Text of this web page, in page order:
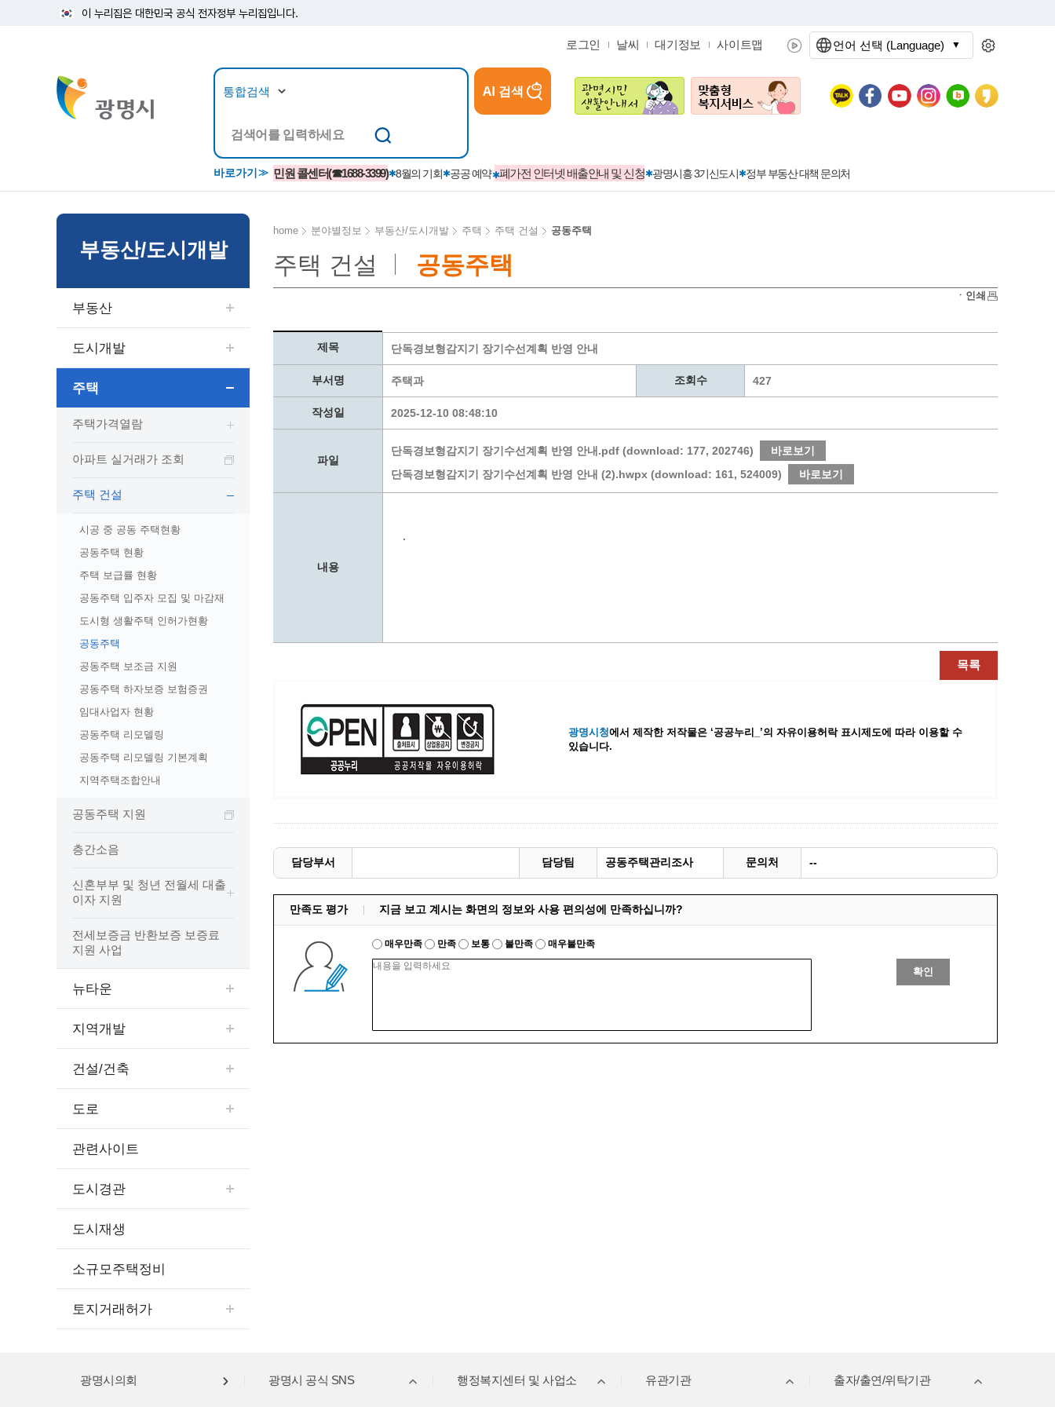
이 누리집은 대한민국 공식 전자정부 누리집입니다.
로그인 날씨 대기정보 사이트맵
AI 검색
바로가기 민원 콜센터(☎1688-3399) 8월의 기회 공공 예약 폐가전 인터넷 배출안내 및 신청 광명시흥 3기신도시 정부 부동산 대책 문의처
뉴스/정보공개
고시/공고/입법예고
행사ㆍ축제
보도자료
보도자료(2021.4월이전)
소식지/카카오톡플러스친구
반상회보
법무행정
위반업소공개
위원회 자료공개
정보공개현황
지방공기업
사전정보공표
행정정보공개안내
정보공개 비공개 세부기준
행정정보공개목록
행정정보공개청구
조직정보공개
업무추진비(부서장)
업무추진비(시장·부시장·실국장)
상품권 구매·사용
인센티브 적립·사용
예산집행실명공개
행정재산 관리위탁 현황 공개
공공시설물 설치 비용 공개
인사운영통계
주민자치센터
시청안내
민원/참여
종합민원실 안내도
종합민원상담센터
민원상담전화
어디서나 민원
민원 제증명 수수료 면제사항
행정정보공동이용
대법원인터넷등기소
110화상수화통역서비스
고객서비스 표준 매뉴얼
행정서비스헌장
민원편람
출생·사망·혼인신고 등 10종에 대한 신고
절차
자주하는 질문
민원조정제도
사전심사청구제
민원1회 방문 처리제
사회취약계층 전용상담창구
폐업신고 간소화서비스
발급 받을 수 있는 증명
정부24
민원서비스 종합평가 결과
길고양이 중성화 신청
센터소개
위치안내
가족관계등록
여권민원
부동산민원
시민과의 대화
광명시 시민원탁회의
광명시민대상
시민건의
고향사랑기부제
광명동굴딸기 스마트팜 체험프로그램
지역경제활성화/교육/일자리
교육정보
평생학습원
교복지원금 신청
광명일자리센터
취업지원 프로그램 운영 현황
지역맞춤형 일자리 창출 지원사업
공공일자리
지역공동체 일자리 사업
문화관광
단원소개
예술/공연단체
착한가격지정업소
영화상영관 현황
박물관/미술관 현황
문화유통업 현황
문화관광 해설사
관광 편의시설업
관광 호텔업
관광객 이용시설업 현황
국가유산관
역사관
부동산/도시개발
부동산
도시개발
주택
주택가격열람
아파트 실거래가 조회
주택 건설
시공 중 공동 주택현황
공동주택 현황
주택 보급률 현황
공동주택 입주자 모집 및 마감재
도시형 생활주택 인허가현황
공동주택
공동주택 보조금 지원
공동주택 하자보증 보험증권
임대사업자 현황
공동주택 리모델링
공동주택 리모델링 기본계획
지역주택조합안내
공동주택 지원
층간소음
신혼부부 및 청년 전월세 대출
이자 지원
전세보증금 반환보증 보증료
지원 사업
뉴타운
지역개발
건설/건축
도로
관련사이트
도시경관
도시재생
소규모주택정비
토지거래허가
home 분야별정보 부동산/도시개발 주택 주택 건설 공동주택
주택 건설 공동주택
ㆍ인쇄
제목 단독경보형감지기 장기수선계획 반영 안내
부서명 주택과 조회수 427
작성일 2025-12-10 08:48:10
파일
단독경보형감지기 장기수선계획 반영 안내.pdf (download: 177, 202746)
바로보기
단독경보형감지기 장기수선계획 반영 안내 (2).hwpx (download: 161, 524009)
바로보기
내용
.
목록
광명시청에서 제작한 저작물은 ‘공공누리_’의 자유이용허락 표시제도에 따라 이용할 수
있습니다.
담당부서 담당팀 공동주택관리조사 문의처 --
만족도 평가 지금 보고 계시는 화면의 정보와 사용 편의성에 만족하십니까?
매우만족 만족 보통 불만족 매우불만족
확인
광명시의회 광명시 공식 SNS 행정복지센터 및 사업소 유관기관 출자/출연/위탁기관
언어 선택 (Language)